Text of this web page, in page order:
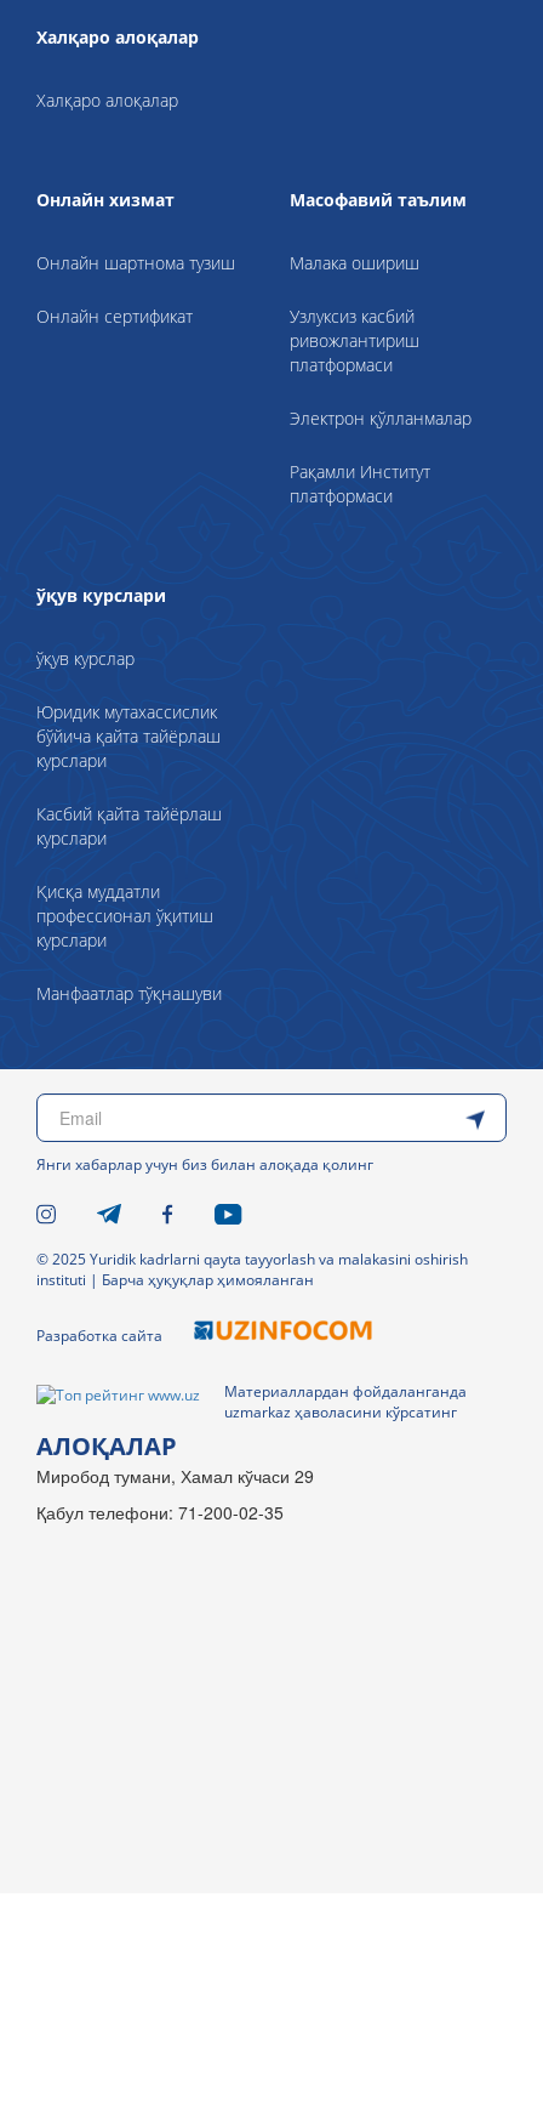
Халқаро алоқалар
Халқаро алоқалар
Онлайн хизмат
Онлайн шартнома тузиш
Онлайн сертификат
Масофавий таълим
Малака ошириш
Узлуксиз касбий
ривожлантириш
платформаси
Электрон қўлланмалар
Рақамли Институт
платформаси
ўқув курслари
ўқув курслар
Юридик мутахассислик
бўйича қайта тайёрлаш
курслари
Касбий қайта тайёрлаш
курслари
Қисқа муддатли
профессионал ўқитиш
курслари
Манфаатлар тўқнашуви
Янги хабарлар учун биз билан алоқада қолинг
© 2025 Yuridik kadrlarni qayta tayyorlash va malakasini oshirish
instituti | Барча ҳуқуқлар ҳимояланган
Разработка сайта
Материаллардан фойдаланганда
uzmarkaz ҳаволасини кўрсатинг
АЛОҚАЛАР
Миробод тумани, Хамал кўчаси 29
Қабул телефони: 71-200-02-35